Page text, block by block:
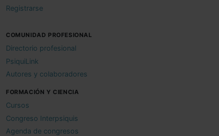
Registrarse
COMUNIDAD PROFESIONAL
Directorio profesional
PsiquiLink
Autores y colaboradores
FORMACIÓN Y CIENCIA
Cursos
Congreso Interpsiquis
Agenda de congresos